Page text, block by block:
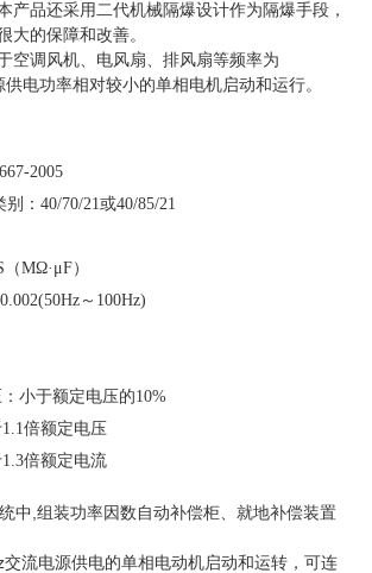
产品还采用二代机械隔爆设计作为隔爆手段，
大的保障和改善。
空调风机、电风扇、排风扇等频率为
供电功率相对较小的单相电机启动和运行。
2005
：40/70/21或40/85/21
MΩ·μF）
～100Hz)
小于额定电压的10%
倍额定电压
倍额定电流
中,组装功率因数自动补偿柜、就地补偿装置
流电源供电的单相电动机启动和运转，可连